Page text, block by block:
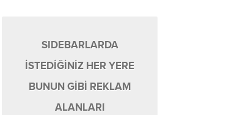
SIDEBARLARDA
İSTEDİĞİNİZ HER YERE
BUNUN GİBİ REKLAM
ALANLARI